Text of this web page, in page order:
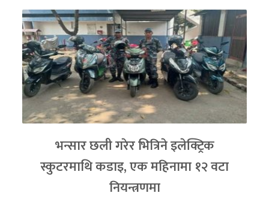
भन्सार छली गरेर भित्रिने इलेक्ट्रिक
स्कुटरमाथि कडाइ, एक महिनामा १२ वटा
नियन्त्रणमा